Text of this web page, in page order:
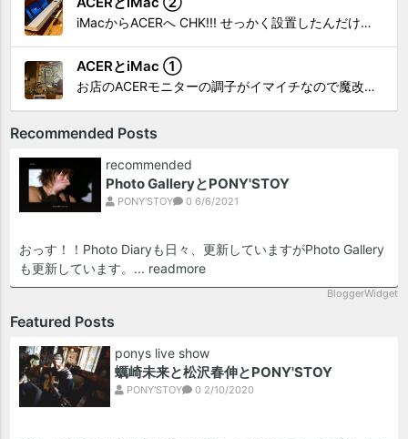
iMacからACERへ CHK!!! せっかく設置したんだけど〜 画面が真っ暗じゃしょうがないわな。 元のACERモニターを再度、設置🔥 画面のチラツキ、乱れなど不具合、多めですが 見れないより良い。 iMacへ繋いだ時、疑問があった。 せっかくの解像度を生かしてないこと。 2...
ACERとiMac ①
お店のACERモニターの調子がイマイチなので魔改造したiMacと入れ替え 外は豪雨、何処へも行かない火曜。 コツコツ作業スタートです!!! CHK!!! 何年かぶりにモニターを降ろした。 配線がぐちゃぐちゃ😂 要らないケーブルなど、使っていない部材などなど片付けて、拭き掃除w。...
Recommended Posts
recommended
Photo GalleryとPONY'STOY
PONY'STOY 0 6/6/2021
おっす！！Photo Diaryも日々、更新していますがPhoto Gallery
も更新しています。... readmore
BloggerWidget
Featured Posts
ponys live show
蠣崎未来と松沢春伸とPONY'STOY
PONY'STOY 0 2/10/2020